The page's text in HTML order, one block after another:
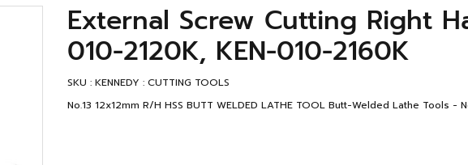
External Screw Cutting Right
010-2120K, KEN-010-2160K
SKU : KENNEDY : CUTTING TOOLS
No.13 12x12mm R/H HSS BUTT WELDED LATHE TOOL Butt-Welded Lathe Tools -